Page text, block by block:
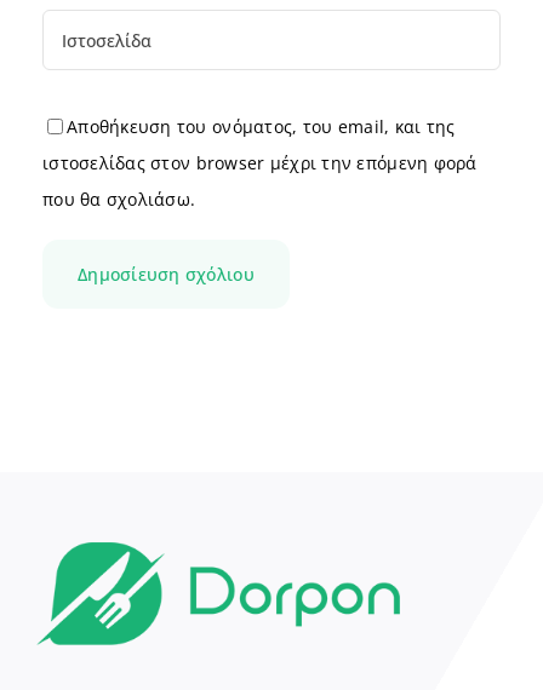
Αποθήκευση του ονόματος, του email, και της
ιστοσελίδας στον browser μέχρι την επόμενη φορά
που θα σχολιάσω.